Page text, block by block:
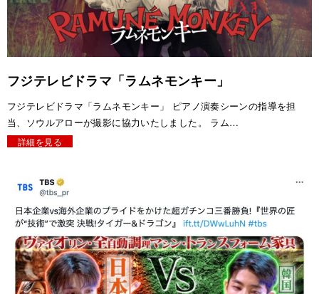
フジテレビドラマ「ラムネモンキー」
フジテレビドラマ「ラムネモンキー」 ピアノ演奏シーンの指導を担
当、ソウルアローが撮影に協力いたしました。 ラム…
詳細を見る